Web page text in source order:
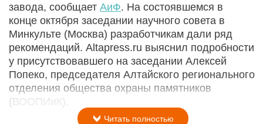
завода, сообщает АиФ. На состоявшемся в
конце октября заседании научного совета в
Минкульте (Москва) разработчикам дали ряд
рекомендаций. Altapress.ru выяснил подробности
у присутствовавшего на заседании Алексей
Попеко, председателя Алтайского регионального
отделения общества охраны памятников
(ВООПИиК).
Читать полностью